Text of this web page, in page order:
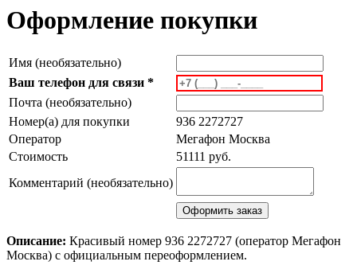
Оформление покупки
Имя (необязательно)
Ваш телефон для связи *
Почта (необязательно)
Номер(а) для покупки
936 2272727
Оператор
Мегафон Москва
Стоимость
51111 руб.
Комментарий (необязательно)
Описание: Красивый номер 936 2272727 (оператор Мегафон
Москва) с официальным переоформлением.